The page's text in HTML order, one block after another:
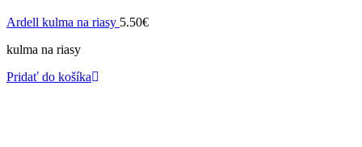
Ardell kulma na riasy 5.50€
kulma na riasy
Pridať do košíka